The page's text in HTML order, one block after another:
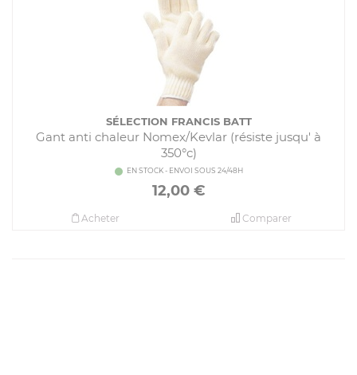
SÉLECTION FRANCIS BATT
Gant anti chaleur Nomex/Kevlar (résiste jusqu' à
350°c)
EN STOCK - ENVOI SOUS 24/48H
12,00€
Comparer
Acheter